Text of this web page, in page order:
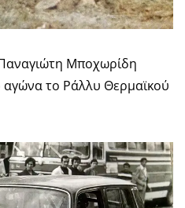
Μποχωρίδη
το Ράλλυ Θερμαϊκού